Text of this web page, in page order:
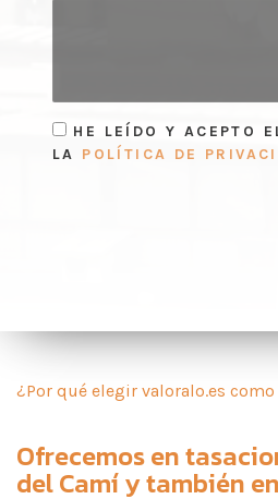
HE LEÍDO Y ACEPTO
LA POLÍTICA DE
¿Por qué elegir valoralo.es
Ofrecemos en
del Camíy también